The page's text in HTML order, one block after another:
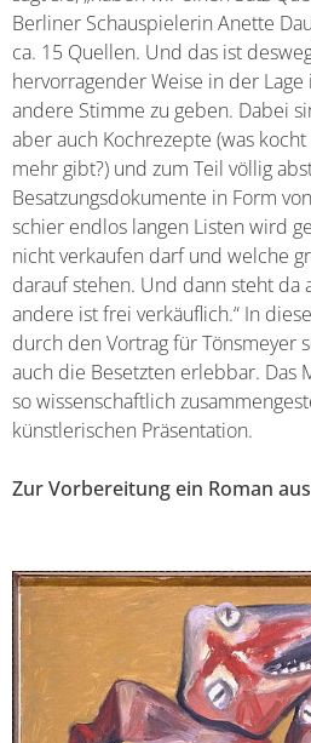
Berliner Schauspielerin Anette
ca. 15 Quellen. Und das ist
hervorragender Weise in der
andere Stimme zu geben. Dabei
aber auch Kochrezepte (was
mehr gibt?) und zum Teil völlig
Besatzungsdokumente in Form
schier endlos langen Listen wird
nicht verkaufen darf und welche
darauf stehen. Und dann steht da
andere ist frei verkäuflich.“ In
durch den Vortrag für Tönsmeyer
auch die Besetzten erlebbar. Das
so wissenschaftlich
künstlerischen Präsentation.
Zur Vorbereitung ein Roman